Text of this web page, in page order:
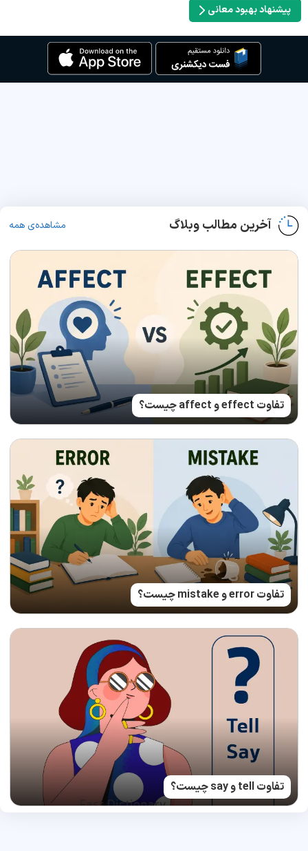
پیشنهاد بهبود معانی
آخرین مطالب وبلاگ مشاهده‌ی همه
تفاوت effect و affect چیست؟
تفاوت error و mistake چیست؟
تفاوت tell و say چیست؟